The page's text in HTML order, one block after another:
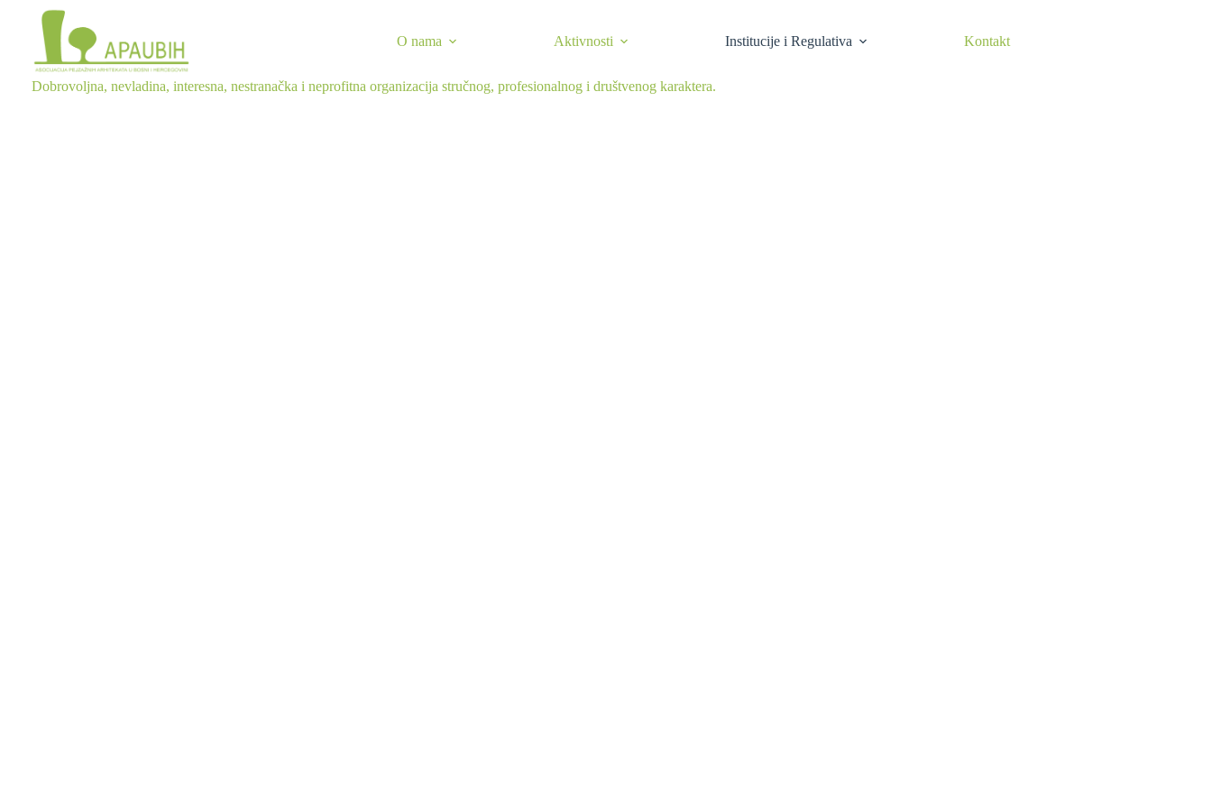
O nama Aktivnosti Institucije i Regulativa Kontakt
Dobrovoljna, nevladina, interesna, nestranačka i neprofitna organizacija stručnog, profesionalnog i društvenog karaktera.